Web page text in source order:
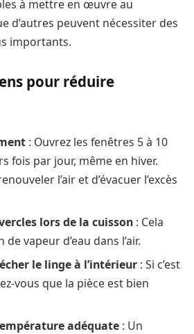
à mettre en œuvre au
d’autres peuvent nécessiter des
importants.
pour réduire
: Ouvrez les fenêtres 5 à 10
fois par jour, même en hiver.
l’air et d’évacuer l’excès
lors de la cuisson : Cela
vapeur d’eau dans l’air.
le linge à l’intérieur : Si c’est
vous que la pièce est bien
adéquate : Un